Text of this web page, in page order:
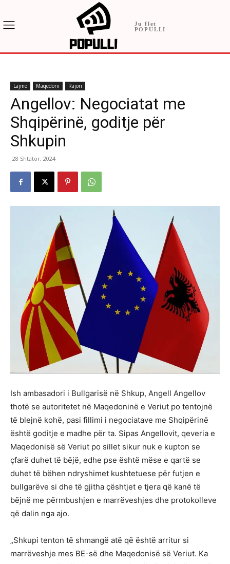
Ju flet
POPULLI
Lajme Maqedoni Rajon
Angellov: Negociatat me
Shqipërinë, goditje për
Shkupin
28 Shtator, 2024
Ish ambasadori i Bullgarisë në Shkup, Angell Angellov
thotë se autoritetet në Maqedoninë e Veriut po tentojnë
të blejnë kohë, pasi fillimi i negociatave me Shqipërinë
është goditje e madhe për ta. Sipas Angellovit, qeveria e
Maqedonisë së Veriut po sillet sikur nuk e kupton se
çfarë duhet të bëjë, edhe pse është mëse e qartë se
duhet të bëhen ndryshimet kushtetuese për futjen e
bullgarëve si dhe të gjitha çështjet e tjera që kanë të
bëjnë me përmbushjen e marrëveshjes dhe protokolleve
që dalin nga ajo.
„Shkupi tenton të shmangë atë që është arritur si
marrëveshje mes BE-së dhe Maqedonisë së Veriut. Ka